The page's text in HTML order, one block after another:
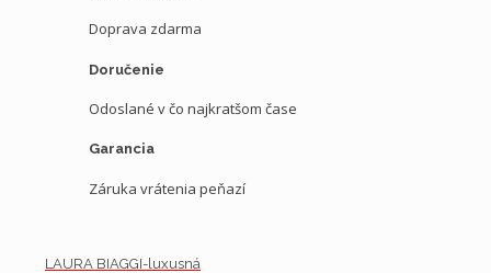
Doprava zdarma
Doručenie
Odoslané v čo najkratšom čase
Garancia
Záruka vrátenia peňazí
LAURA BIAGGI-luxusná